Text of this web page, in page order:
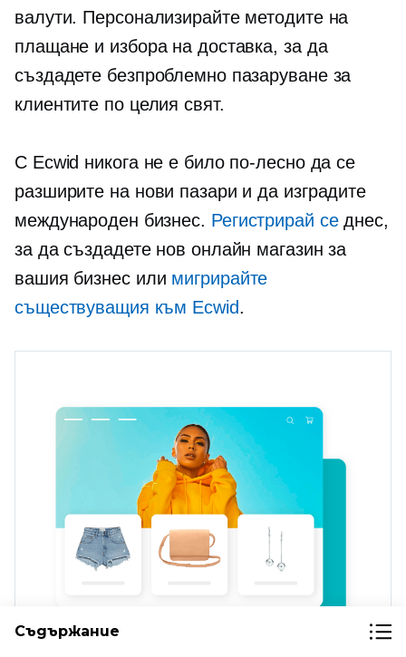
валути. Персонализирайте методите на
плащане и избора на доставка, за да
създадете безпроблемно пазаруване за
клиентите по целия свят.
С Ecwid никога не е било по-лесно да се
разширите на нови пазари и да изградите
международен бизнес. Регистрирай седнес,
за да създадете нов онлайн магазин за
вашия бизнес или мигрирайте
съществуващия към Ecwid.
Съдържание